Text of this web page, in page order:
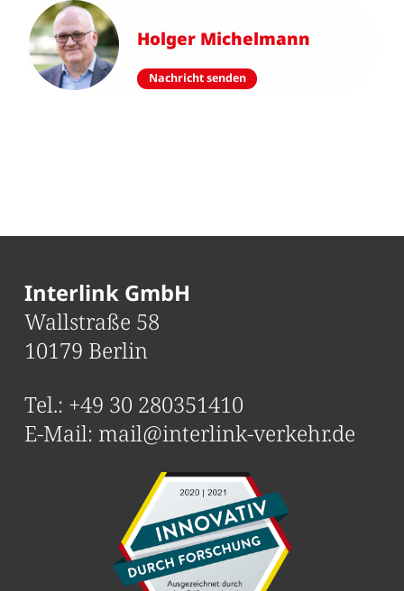
Holger Michelmann
Nachricht senden
Interlink GmbH
Wallstraße 58
10179 Berlin
Tel.: +49 30 280351410
E-Mail: mail@interlink-verkehr.de